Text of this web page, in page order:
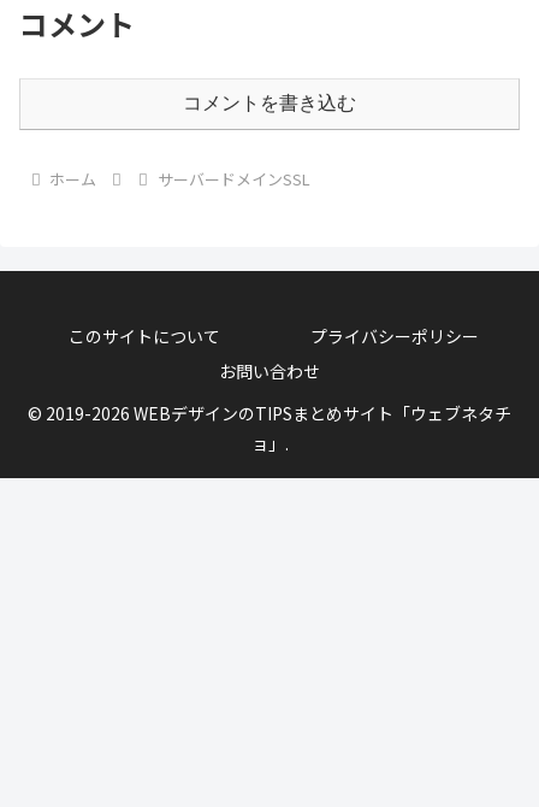
コメント
コメントを書き込む
ホーム サーバードメインSSL
このサイトについて
プライバシーポリシー
お問い合わせ
© 2019-2026 WEBデザインのTIPSまとめサイト「ウェブネタチ
ョ」.